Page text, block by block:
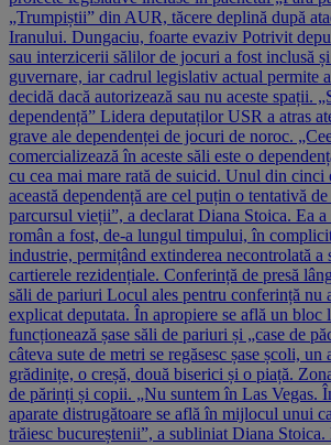
„Trumpiștii” din AUR, tăcere deplină după
Iranului. Dungaciu, foarte evaziv Potrivit
sau interzicerii sălilor de jocuri a fost inclusă
guvernare, iar cadrul legislativ actual permite
decidă dacă autorizează sau nu aceste spații.
dependență” Lidera deputaților USR a atras
grave ale dependenței de jocuri de noroc.
comercializează în aceste săli este o
cu cea mai mare rată de suicid. Unul din cinci
această dependență are cel puțin o tentativă
parcursul vieții”, a declarat Diana Stoica. Ea a
român a fost, de-a lungul timpului, în
industrie, permițând extinderea necontrolată
cartierele rezidențiale. Conferință de presă
săli de pariuri Locul ales pentru conferință nu
explicat deputata. În apropiere se află un bloc
funcționează șase săli de pariuri și „case de
câteva sute de metri se regăsesc șase școli, un
grădinițe, o creșă, două biserici și o piață.
de părinți și copii. „Nu suntem în Las Vegas.
aparate distrugătoare se află în mijlocul unui
trăiesc bucureștenii”, a subliniat Diana